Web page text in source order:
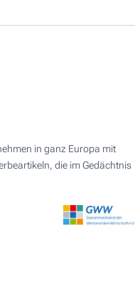
in ganz Europa mit
die im Gedächtnis